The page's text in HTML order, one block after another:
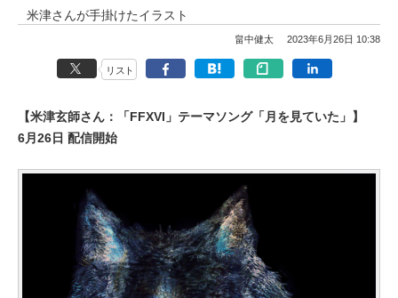
米津さんが手掛けたイラスト
畠中健太 2023年6月26日 10:38
リスト
【米津玄師さん：「FFXVI」テーマソング「月を見ていた」】
6月26日 配信開始